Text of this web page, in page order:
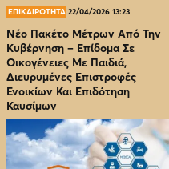
ΕΠΙΚΑΙΡΟΤΗΤΑ 22/04/2026 13:23
Νέο Πακέτο Μέτρων Από Την
Κυβέρνηση – Επίδομα Σε
Οικογένειες Με Παιδιά,
Διευρυμένες Επιστροφές
Ενοικίων Και Επιδότηση
Καυσίμων